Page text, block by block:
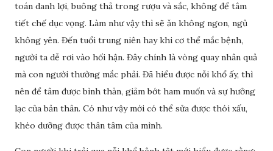
toán danh lợi, buông thả trong rượu và sắc, không để tâm
tiết chế dục vọng. Làm như vậy thì sẽ ăn không ngon, ngủ
không yên. Đến tuổi trung niên hay khi cơ thể mắc bệnh,
người ta dễ rơi vào hối hận. Đây chính là vòng quay nhân quả
mà con người thường mắc phải. Đã hiểu được nỗi khổ ấy, thì
nên để tâm được bình thản, giảm bớt ham muốn và sự hưởng
lạc của bản thân. Có như vậy mới có thể sửa được thói xấu,
khéo dưỡng được thân tâm của mình.